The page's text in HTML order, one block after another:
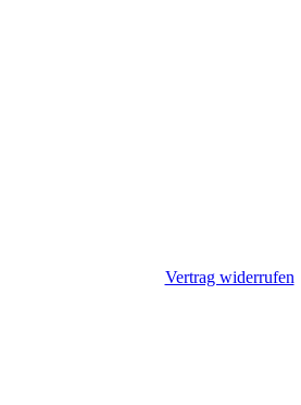
Vertrag widerrufen